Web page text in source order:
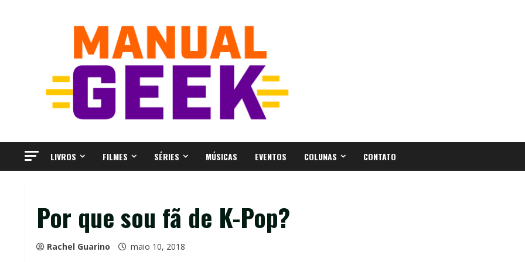
LIVROS FILMES SÉRIES MÚSICAS EVENTOS COLUNAS CONTATO
Por que sou fã de K-Pop?
Rachel Guarino maio 10, 2018